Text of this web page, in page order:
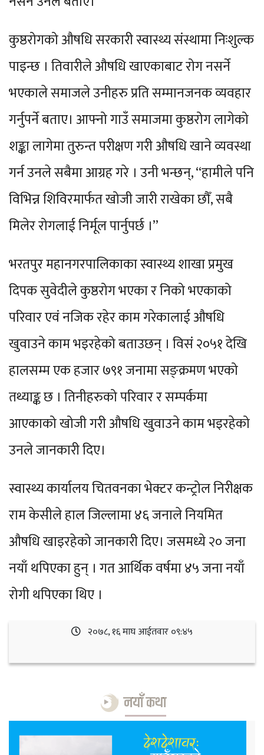
कुष्ठरोगको औषधि सरकारी स्वास्थ्य संस्थामा निःशुल्क
पाइन्छ । तिवारीले औषधि खाएकाबाट रोग नसर्ने
भएकाले समाजले उनीहरु प्रति सम्मानजनक व्यवहार
गर्नुपर्ने बताए। आफ्नो गाउँ समाजमा कुष्ठरोग लागेको
शङ्का लागेमा तुरुन्त परीक्षण गरी औषधि खाने व्यवस्था
गर्न उनले सबैमा आग्रह गरे । उनी भन्छन्, “हामीले पनि
विभिन्न शिविरमार्फत खोजी जारी राखेका छौँ, सबै
मिलेर रोगलाई निर्मूल पार्नुपर्छ ।”
भरतपुर महानगरपालिकाका स्वास्थ्य शाखा प्रमुख
दिपक सुवेदीले कुष्ठरोग भएका र निको भएकाको
परिवार एवं नजिक रहेर काम गरेकालाई औषधि
खुवाउने काम भइरहेको बताउछन् । विसं २०५१ देखि
हालसम्म एक हजार ७९१ जनामा सङ्क्रमण भएको
तथ्याङ्क छ । तिनीहरुको परिवार र सम्पर्कमा
आएकाको खोजी गरी औषधि खुवाउने काम भइरहेको
उनले जानकारी दिए।
स्वास्थ्य कार्यालय चितवनका भेक्टर कन्ट्रोल निरीक्षक
राम केसीले हाल जिल्लामा ४६ जनाले नियमित
औषधि खाइरहेको जानकारी दिए। जसमध्ये २० जना
नयाँ थपिएका हुन् । गत आर्थिक वर्षमा ४५ जना नयाँ
रोगी थपिएका थिए ।
२०७८, १६ माघ आईतवार ०९:४५
नयाँ कथा